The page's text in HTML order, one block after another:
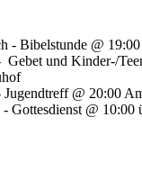
- Bibelstunde @
Gebet und Kinder-/
Jugendtreff @ 20:00
- Gottesdienst @ 10:00